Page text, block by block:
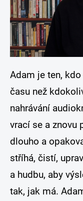
Adam je ten,
času než
nahrávání
vrací se a znovu
dlouho a
stříhá, čistí,
a hudbu, aby
tak, jak má.